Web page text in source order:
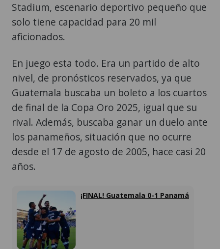
Stadium, escenario deportivo pequeño que
solo tiene capacidad para 20 mil
aficionados.
En juego esta todo. Era un partido de alto
nivel, de pronósticos reservados, ya que
Guatemala buscaba un boleto a los cuartos
de final de la Copa Oro 2025, igual que su
rival. Además, buscaba ganar un duelo ante
los panameños, situación que no ocurre
desde el 17 de agosto de 2005, hace casi 20
años.
¡FINAL! Guatemala 0-1 Panamá